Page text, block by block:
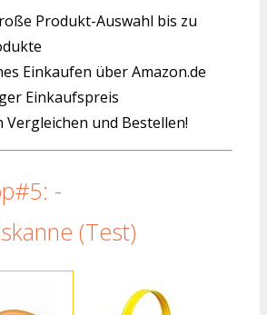
Produkt-Auswahl bis zu
Einkaufen über Amazon.de
Einkaufspreis
Vergleichen und Bestellen!
-
(Test)